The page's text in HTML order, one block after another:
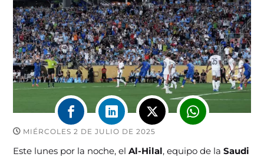
MIÉRCOLES 2 DE JULIO DE 2025
Este lunes por la noche, elAl-Hilal, equipo de laSaudi